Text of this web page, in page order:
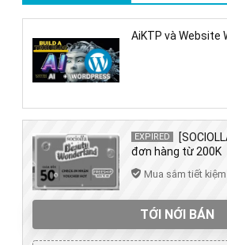
AiKTP và Website
EXPIRED
đơn hàng từ 200K
Mua sắm tiết kiệm
TỚI NỚI BÁN